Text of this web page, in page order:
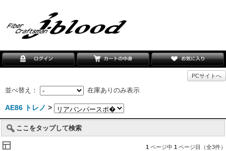
PCサイトへ
並べ替え： 在庫ありのみ表示
AE86 トレノ >
ここをタップして検索
1 ページ中 1 ページ目（全3件）